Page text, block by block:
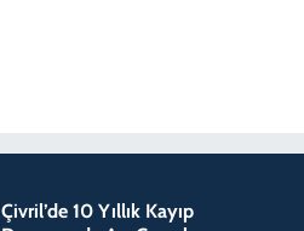
Çivril’de 10 Yıllık Kayıp